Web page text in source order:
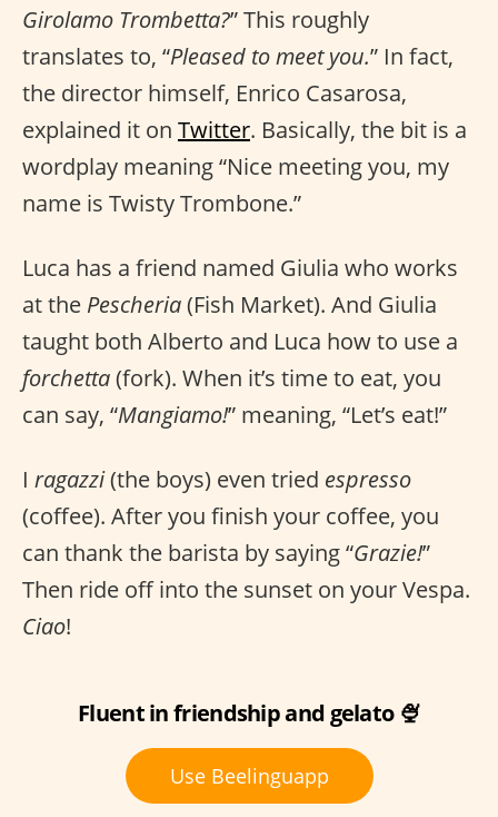
Girolamo Trombetta?” This roughly
translates to, “Pleased to meet you.” In fact,
the director himself, Enrico Casarosa,
explained it on Twitter. Basically, the bit is a
wordplay meaning “Nice meeting you, my
name is Twisty Trombone.”
Luca has a friend named Giulia who works
at the Pescheria(Fish Market). And Giulia
taught both Alberto and Luca how to use a
forchetta(fork). When it’s time to eat, you
can say, “Mangiamo!” meaning, “Let’s eat!”
I ragazzi(the boys) even tried espresso
(coffee). After you finish your coffee, you
can thank the barista by saying “Grazie!”
Then ride off into the sunset on your Vespa.
Ciao!
Fluent in friendship and gelato 🍨
Use Beelinguapp